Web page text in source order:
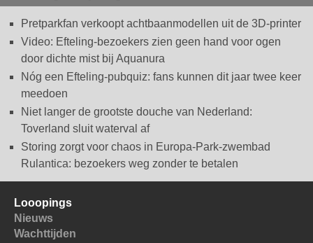
Pretparkfan verkoopt achtbaanmodellen uit de 3D-printer
Video: Efteling-bezoekers zien geen hand voor ogen
door dichte mist bij Aquanura
Nóg een Efteling-pubquiz: fans kunnen dit jaar twee keer
meedoen
Niet langer de grootste douche van Nederland:
Toverland sluit waterval af
Storing zorgt voor chaos in Europa-Park-zwembad
Rulantica: bezoekers weg zonder te betalen
Looopings
Nieuws
Wachttijden